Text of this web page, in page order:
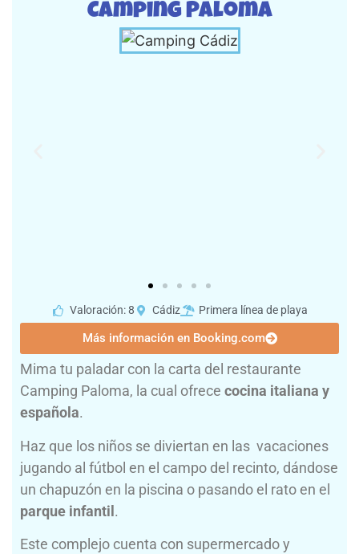
Camping Paloma
Valoración: 8 Cádiz Primera línea de playa
Más información en Booking.com
Mima tu paladar con la carta del restaurante
Camping Paloma, la cual ofrece cocina italiana y
española.
Haz que los niños se diviertan en las vacaciones
jugando al fútbol en el campo del recinto, dándose
un chapuzón en la piscina o pasando el rato en el
parque infantil.
Este complejo cuenta con supermercado y